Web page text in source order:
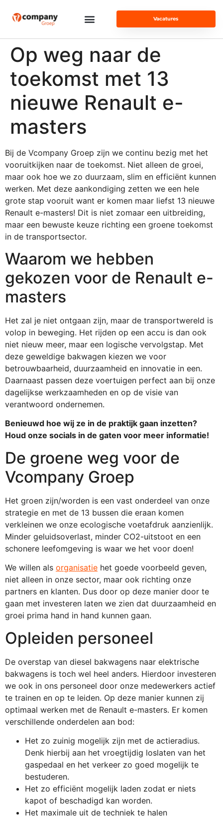
Vacatures
Op weg naar de
toekomst met 13
nieuwe Renault e-
masters
Bij de Vcompany Groep zijn we continu bezig met het
vooruitkijken naar de toekomst. Niet alleen de groei,
maar ook hoe we zo duurzaam, slim en efficiënt kunnen
werken. Met deze aankondiging zetten we een hele
grote stap vooruit want er komen maar liefst 13 nieuwe
Renault e-masters! Dit is niet zomaar een uitbreiding,
maar een bewuste keuze richting een groene toekomst
in de transportsector.
Waarom we hebben
gekozen voor de Renault e-
masters
Het zal je niet ontgaan zijn, maar de transportwereld is
volop in beweging. Het rijden op een accu is dan ook
niet nieuw meer, maar een logische vervolgstap. Met
deze geweldige bakwagen kiezen we voor
betrouwbaarheid, duurzaamheid en innovatie in een.
Daarnaast passen deze voertuigen perfect aan bij onze
dagelijkse werkzaamheden en op de visie van
verantwoord ondernemen.
Benieuwd hoe wij ze in de praktijk gaan inzetten?
Houd onze socials in de gaten voor meer informatie!
De groene weg voor de
Vcompany Groep
Het groen zijn/worden is een vast onderdeel van onze
strategie en met de 13 bussen die eraan komen
verkleinen we onze ecologische voetafdruk aanzienlijk.
Minder geluidsoverlast, minder CO2-uitstoot en een
schonere leefomgeving is waar we het voor doen!
We willen als organisatie het goede voorbeeld geven,
niet alleen in onze sector, maar ook richting onze
partners en klanten. Dus door op deze manier door te
gaan met investeren laten we zien dat duurzaamheid en
groei prima hand in hand kunnen gaan.
Opleiden personeel
De overstap van diesel bakwagens naar elektrische
bakwagens is toch wel heel anders. Hierdoor investeren
we ook in ons personeel door onze medewerkers actief
te trainen en op te leiden. Op deze manier kunnen zij
optimaal werken met de Renault e-masters. Er komen
verschillende onderdelen aan bod:
Het zo zuinig mogelijk zijn met de actieradius.
Denk hierbij aan het vroegtijdig loslaten van het
gaspedaal en het verkeer zo goed mogelijk te
bestuderen.
Het zo efficiënt mogelijk laden zodat er niets
kapot of beschadigd kan worden.
Het maximale uit de techniek te halen